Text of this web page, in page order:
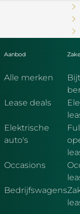
Aanbod
Alle merken
Lease deals
Elektrische
auto's
Occasions
Bedrijfswagens